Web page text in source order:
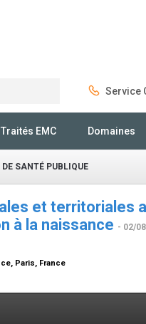
Service
Traités EMC Domaines
SANTÉ PUBLIQUE
et territoriales
à la naissance - 02/
Paris, France